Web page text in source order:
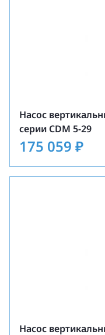
Насос
серии CDM 5-29
175 059 ₽
Насос